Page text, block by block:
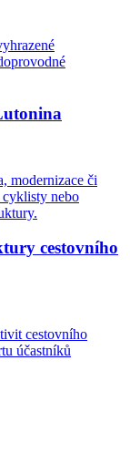
modernizace či
cyklisty nebo
cestovního
cestovního
účastníků